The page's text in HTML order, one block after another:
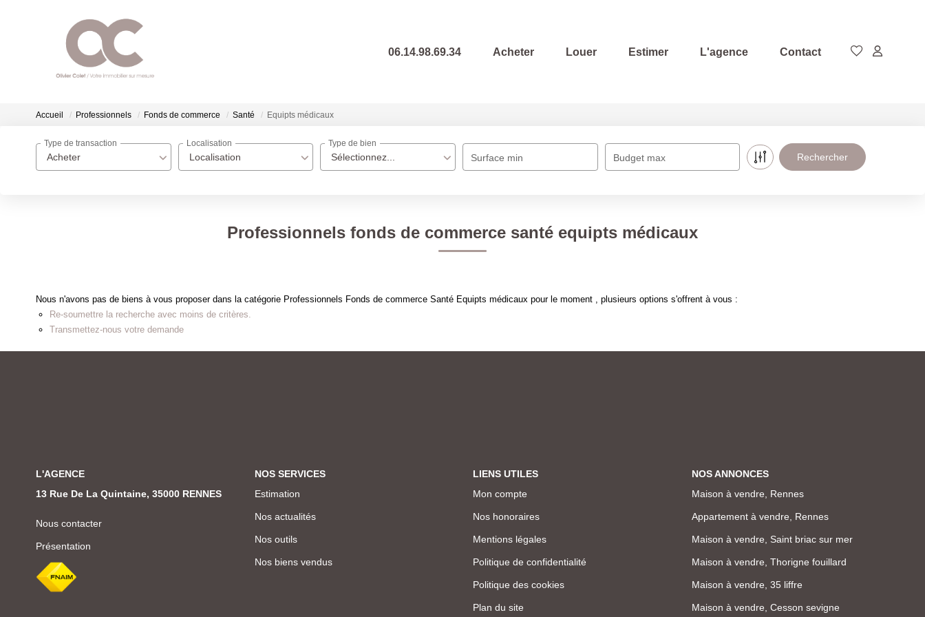
06.14.98.69.34 Acheter Louer Estimer L'agence Contact
Accueil Professionnels Fonds de commerce Santé Equipts médicaux
Acheter
Type de transaction
Localisation
Localisation
Sélectionnez...
Type de bien
Surface min Budget max
Professionnels fonds de commerce santé equipts médicaux
Nous n'avons pas de biens à vous proposer dans la catégorie Professionnels Fonds de commerce Santé Equipts médicaux pour le moment , plusieurs options s'offrent à vous :
Re-soumettre la recherche avec moins de critères.
Transmettez-nous votre demande
L'AGENCE
13 Rue De La Quintaine, 35000 RENNES
Nous contacter
Présentation
NOS SERVICES
Estimation
Nos actualités
Nos outils
Nos biens vendus
LIENS UTILES
Mon compte
Nos honoraires
Mentions légales
Politique de confidentialité
Politique des cookies
Plan du site
NOS ANNONCES
Maison à vendre, Rennes
Appartement à vendre, Rennes
Maison à vendre, Saint briac sur mer
Maison à vendre, Thorigne fouillard
Maison à vendre, 35 liffre
Maison à vendre, Cesson sevigne